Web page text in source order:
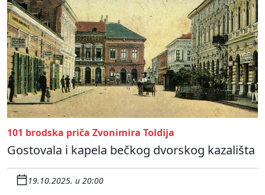
101 brodska priča Zvonimira Toldija
Gostovala i kapela bečkog dvorskog kazališta
19.10.2025. u 20:00